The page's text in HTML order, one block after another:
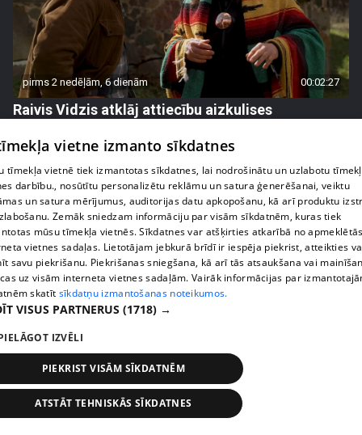
pirms 2 nedēļām, 6 dienām 00:02:27
Raivis Vidzis atklāj attiecību aizkulises
pirms 2 nedēļām, 6 dienām
Magone sarūpē īpašu dāvanu savai draudzenei
Evitai
72. epizode
vietne izmanto sīkdatnes
tīmekļa vietnē tiek izmantotas sīkdatnes, lai nodrošinātu un uzlabotu
darbību., nosūtītu personalizētu reklāmu un satura ģenerēšanai, veiktu
un satura mērījumus, auditorijas datu apkopošanu, kā arī produktu
Zemāk sniedzam informāciju par visām sīkdatnēm, kuras tiek
mūsu tīmekļa vietnēs. Sīkdatnes var atšķirties atkarībā no
vietnes sadaļas. Lietotājam jebkurā brīdī ir iespēja piekrist, atteikties
savu piekrišanu. Piekrišanas sniegšana, kā arī tās atsaukšana vai
uz visām interneta vietnes sadaļām. Vairāk informācijas par
skatīt sīkdatņu izmantošanas noteikumos.
VISUS PARTNERUS (1718) →
IZVĒLI
PIEKRIST VISĀM SĪKDATNĒM
ATSTĀT TEHNISKĀS SĪKDATNES